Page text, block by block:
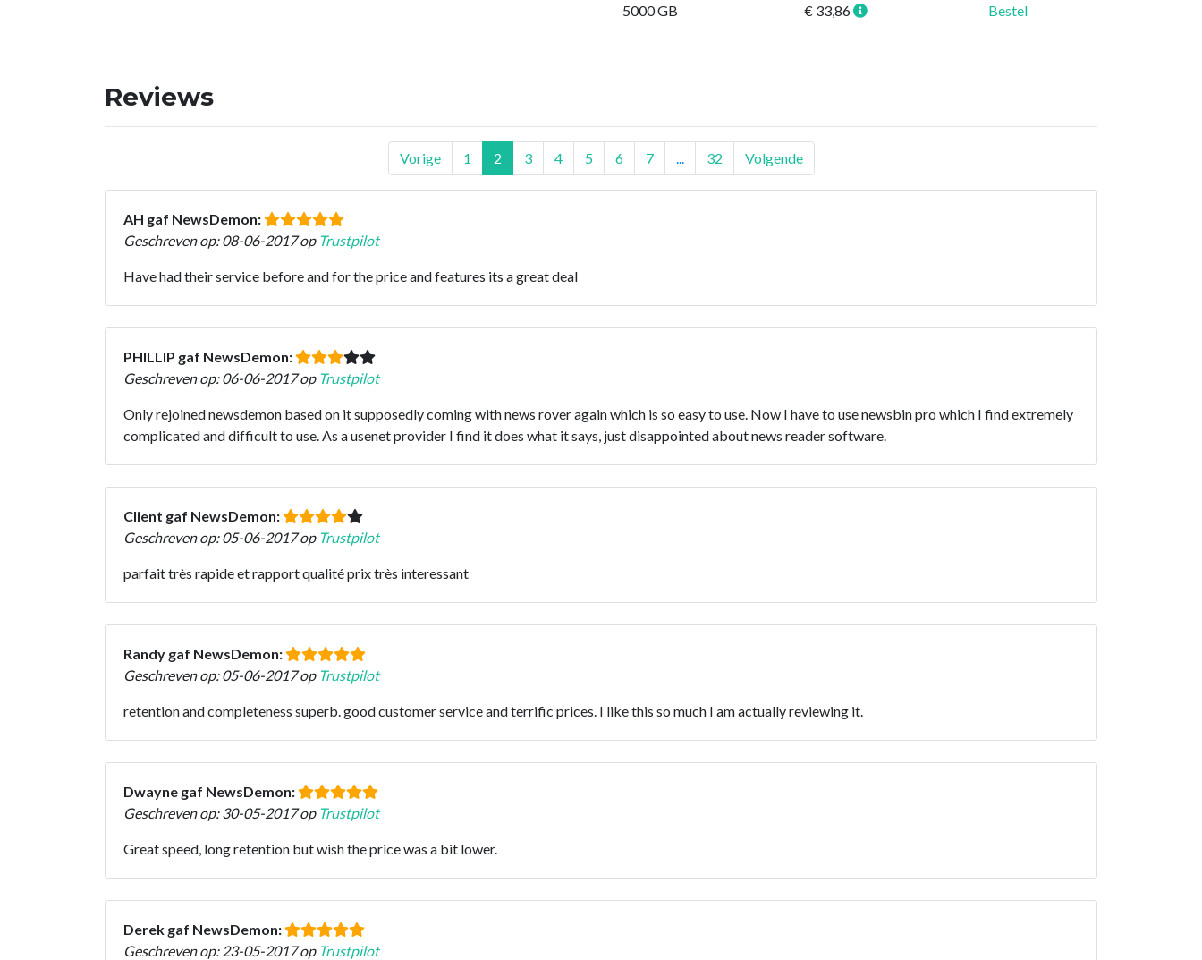
5000 GB
€ 33,86 Bestel
Reviews
Vorige 1 2 3 4 5 6 7 32 Volgende
AH gaf NewsDemon:
Geschreven op: 08-06-2017 op Trustpilot
Have had their service before and for the price and features its a great deal
PHILLIP gaf NewsDemon:
Geschreven op: 06-06-2017 op Trustpilot
Only rejoined newsdemon based on it supposedly coming with news rover again which is so easy to use. Now I have to use newsbin pro which I find extremely
complicated and difficult to use. As a usenet provider I find it does what it says, just disappointed about news reader software.
Client gaf NewsDemon:
Geschreven op: 05-06-2017 op Trustpilot
parfait très rapide et rapport qualité prix très interessant
Randy gaf NewsDemon:
Geschreven op: 05-06-2017 op Trustpilot
retention and completeness superb. good customer service and terrific prices. I like this so much I am actually reviewing it.
Dwayne gaf NewsDemon:
Geschreven op: 30-05-2017 op Trustpilot
Great speed, long retention but wish the price was a bit lower.
Derek gaf NewsDemon:
Geschreven op: 23-05-2017 op Trustpilot